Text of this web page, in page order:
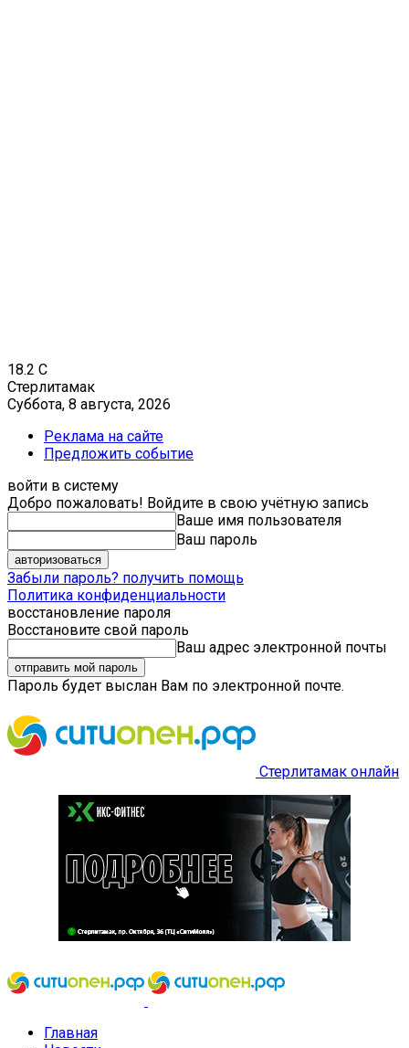
18.2 C
Стерлитамак
Суббота, 8 августа, 2026
Реклама на сайте
Предложить событие
войти в систему
Добро пожаловать! Войдите в свою учётную запись
Ваше имя пользователя
Ваш пароль
Забыли пароль? получить помощь
Политика конфиденциальности
восстановление пароля
Восстановите свой пароль
Ваш адрес электронной почты
Пароль будет выслан Вам по электронной почте.
Стерлитамак онлайн
Главная